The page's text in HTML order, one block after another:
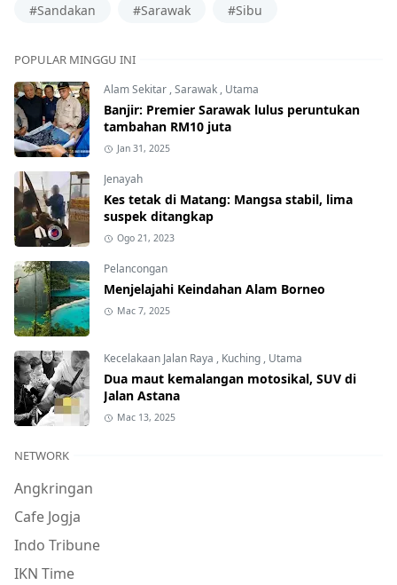
#Sandakan #Sarawak #Sibu
POPULAR MINGGU INI
Alam Sekitar,Sarawak, Utama
Banjir: Premier Sarawak lulus peruntukan
tambahan RM10 juta
Jan 31, 2025
Jenayah
Kes tetak di Matang: Mangsa stabil, lima
suspek ditangkap
Ogo 21, 2023
Pelancongan
Menjelajahi Keindahan Alam Borneo
Mac 7, 2025
Kecelakaan Jalan Raya , Kuching, Utama
Dua maut kemalangan motosikal, SUV di
Jalan Astana
Mac 13, 2025
NETWORK
Angkringan
Cafe Jogja
Indo Tribune
IKN Time